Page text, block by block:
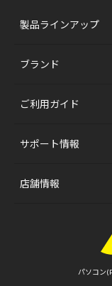
製品ラインアップ
ブランド
ご利用ガイド
サポート情報
店舗情報
パソコン